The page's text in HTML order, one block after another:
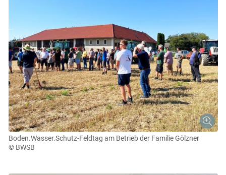
Boden.Wasser.Schutz-Feldtag am Betrieb der Familie Gölzner
© BWSB